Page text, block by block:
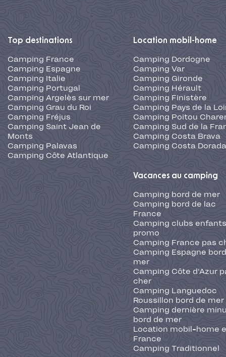
Vacances au camping
Camping bord de mer
Camping bord de lac
France
Camping clubs
promo
Camping France pas
Camping Espagne
mer
Camping Côte d'Azur
cher
Camping Languedoc
Roussillon bord de mer
Camping dernière
bord de mer
Location mobil-home
France
Camping Traditionnel
Campings par thématiques
Camping du dimanche au
dimanche
Camping avec animaux
acceptés
Camping juillet promotion
Camping août promotion
Camping familial
Camping Corse pas cher
Camping Espagne pas cher
Camping Traditionnel
Camping avec piscine
Camping première minute
été